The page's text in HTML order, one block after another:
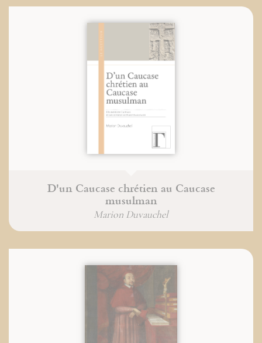
D'un Caucase chrétien au Caucase
musulman
Marion Duvauchel